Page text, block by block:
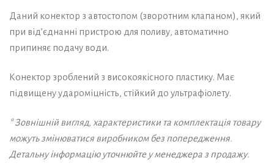
Даний конектор з автостопом (зворотним клапаном), який
при від’єднанні пристрою для поливу, автоматично
припиняє подачу води.
Конектор зроблений з високоякісного пластику. Має
підвищену удароміцність, стійкий до ультрафіолету.
* Зовнішній вигляд, характеристики та комплектація товару
можуть змінюватися виробником без попередження.
Детальну інформацію уточнюйте у менеджера з продажу.